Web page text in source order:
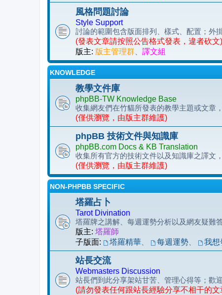
風格問題討論
Style Support
討論的範圍包含版面排列、樣式、配置；外
(發表文章請按照公告格式發表，違者砍文)
版主: 版主管理群、 譯文組
KNOWLEDGE
教學文件庫
phpBB-TW Knowledge Base
收集網友們在竹貓所發表的教學主題或文章
(僅供瀏覽，由版主群維護)
phpBB 技術文件與知識庫
phpBB.com Docs & KB Translation
收集所有官方的技術文件以及知識庫之譯文
(僅供瀏覽，由版主群維護)
NON-PHPBB SPECIFIC
塔羅占卜
Tarot Divination
塔羅牌之講解、每週運勢分析以及網友疑難答
版主: 塔羅師
子版面:
塔羅精華、 每週運勢、 我想
站長交流
Webmasters Discussion
站長們到此分享架站甘苦、管理心得等；歡
(請勿發表任何跟站長經驗分享不相干的